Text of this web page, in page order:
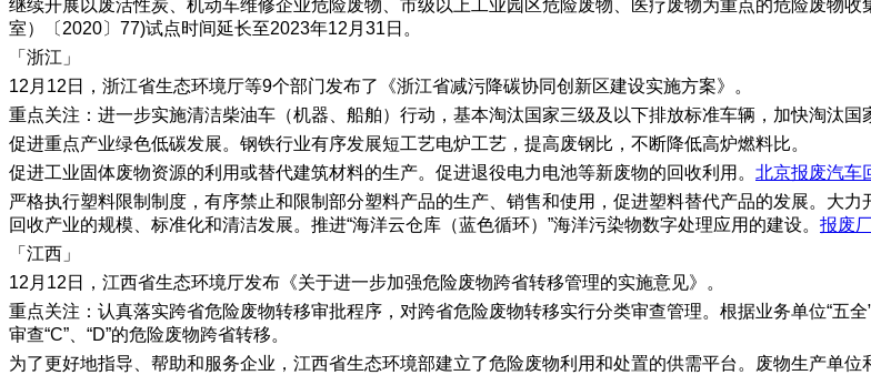
继续开展以废活性炭、机动车维修企业危险废物、市级以上工业园区危险废物、医疗废物为重点的危险废物
室）〔2020〕77)试点时间延长至2023年12月31日。
「浙江」
12月12日，浙江省生态环境厅等9个部门发布了《浙江省减污降碳协同创新区建设实施方案》。
重点关注：进一步实施清洁柴油车（机器、船舶）行动，基本淘汰国家三级及以下排放标准车辆，加快淘汰
促进重点产业绿色低碳发展。钢铁行业有序发展短工艺电炉工艺，提高废钢比，不断降低高炉燃料比。
促进工业固体废物资源的利用或替代建筑材料的生产。促进退役电力电池等新废物的回收利用。 北京报废汽车
严格执行塑料限制制度，有序禁止和限制部分塑料产品的生产、销售和使用，促进塑料替代产品的发展。大
回收产业的规模、标准化和清洁发展。推进“海洋云仓库（蓝色循环）”海洋污染物数字处理应用的建设。 报废
「江西」
12月12日，江西省生态环境厅发布《关于进一步加强危险废物跨省转移管理的实施意见》。
重点关注：认真落实跨省危险废物转移审批程序，对跨省危险废物转移实行分类审查管理。根据业务单位“五
审查“C”、“D”的危险废物跨省转移。
为了更好地指导、帮助和服务企业，江西省生态环境部建立了危险废物利用和处置的供需平台。废物生产单